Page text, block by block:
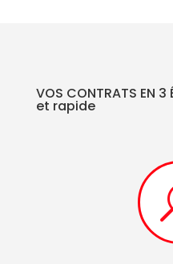
VOS CONTRATS EN
et rapide